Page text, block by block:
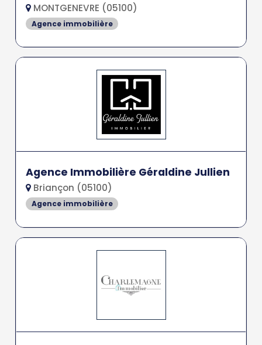
MONTGENEVRE (05100)
Agence immobilière
Agence Immobilière Géraldine Jullien
Briançon (05100)
Agence immobilière